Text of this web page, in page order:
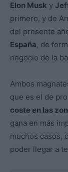
Elon Musk y
primero, y de
del presente
España, de
negocio de la
Ambos
que es el de
coste en las
gana en más
muchos casos,
poder llegar a